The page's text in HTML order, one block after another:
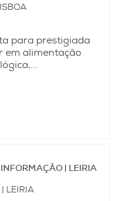
para prestigiada
em alimentação
| LEIRIA
LEIRIA